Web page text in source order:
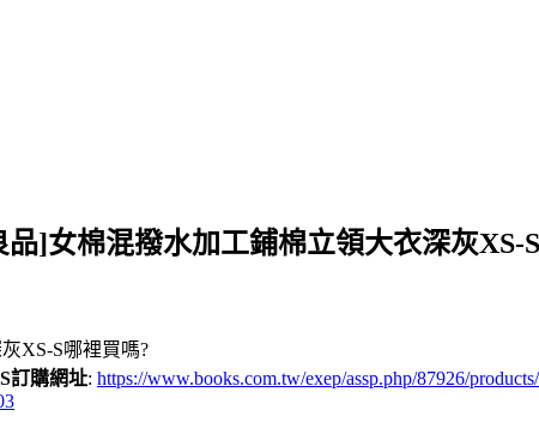
]女棉混撥水加工鋪棉立領大衣深灰XS-
XS-S哪裡買嗎?
訂購網址: https://www.books.com.tw/exep/assp.php/87926/